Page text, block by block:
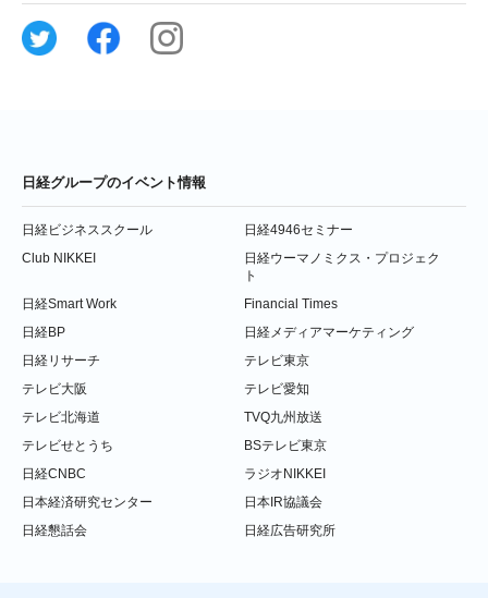
日経グループのイベント情報
日経ビジネススクール
日経4946セミナー
Club NIKKEI
日経ウーマノミクス・プロジェク
ト
日経Smart Work
Financial Times
日経BP
日経メディアマーケティング
日経リサーチ
テレビ東京
テレビ大阪
テレビ愛知
テレビ北海道
TVQ九州放送
テレビせとうち
BSテレビ東京
日経CNBC
ラジオNIKKEI
日本経済研究センター
日本IR協議会
日経懇話会
日経広告研究所